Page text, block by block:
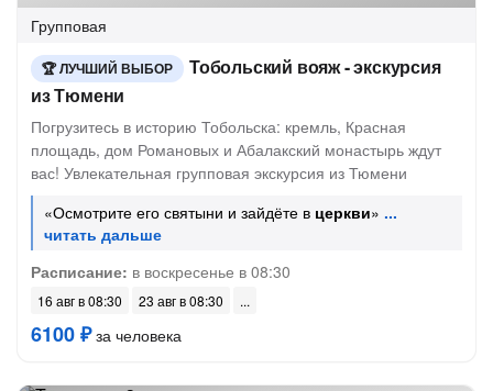
Групповая
ЛУЧШИЙ ВЫБОР
Тобольский вояж - экскурсия
из Тюмени
Погрузитесь в историю Тобольска: кремль, Красная
площадь, дом Романовых и Абалакский монастырь ждут
вас! Увлекательная групповая экскурсия из Тюмени
«Осмотрите его святыни и зайдёте в церкви»
Расписание: в воскресенье в 08:30
16 авг в 08:30 23 авг в 08:30
6100 ₽за человека